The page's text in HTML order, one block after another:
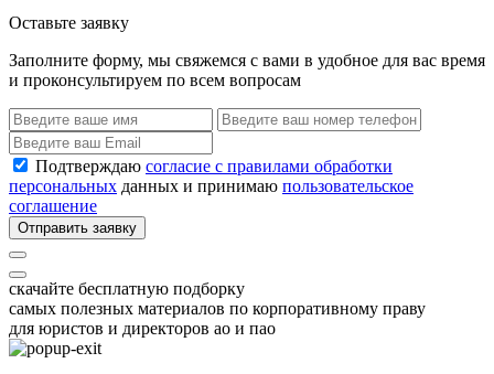
Оставьте заявку
Заполните форму, мы свяжемся с вами в удобное для вас время
и проконсультируем по всем вопросам
Подтверждаю согласие с правилами обработки
персональных данных и принимаю пользовательское
соглашение
Отправить заявку
скачайте бесплатную подборку
самых полезных материалов по корпоративному праву
для юристов и директоров ао и пао